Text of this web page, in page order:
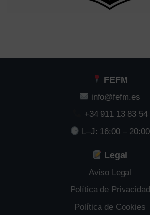
FEFM
info@fefm.es
+34 911 13 83 54
L–J: 16:00 – 20:00
Legal
Aviso Legal
Política de Privacidad
Política de Cookies